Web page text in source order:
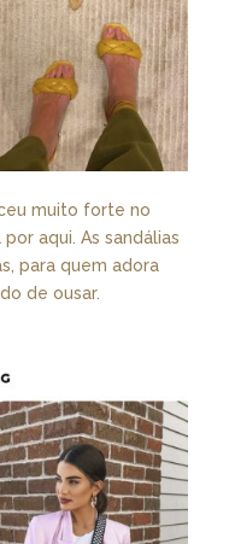
muito forte no
aqui. As sandálias
para quem adora
de ousar.